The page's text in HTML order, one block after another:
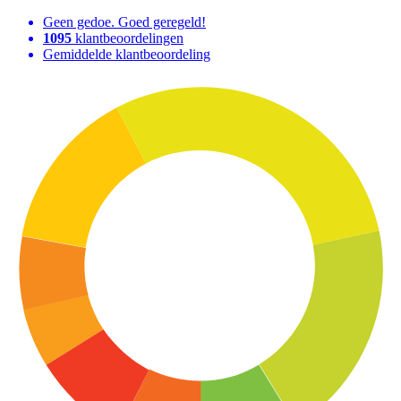
Geen gedoe. Goed geregeld!
1095 klantbeoordelingen
Gemiddelde klantbeoordeling